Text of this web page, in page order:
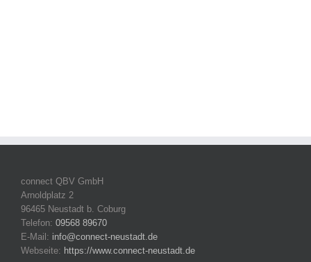
connect QBV GmbH
Arnoldplatz 2
96465 Neustadt b. Coburg
Telefon: 09568 89670
E-Mail: info@connect-neustadt.de
Webseite: https://www.connect-neustadt.de